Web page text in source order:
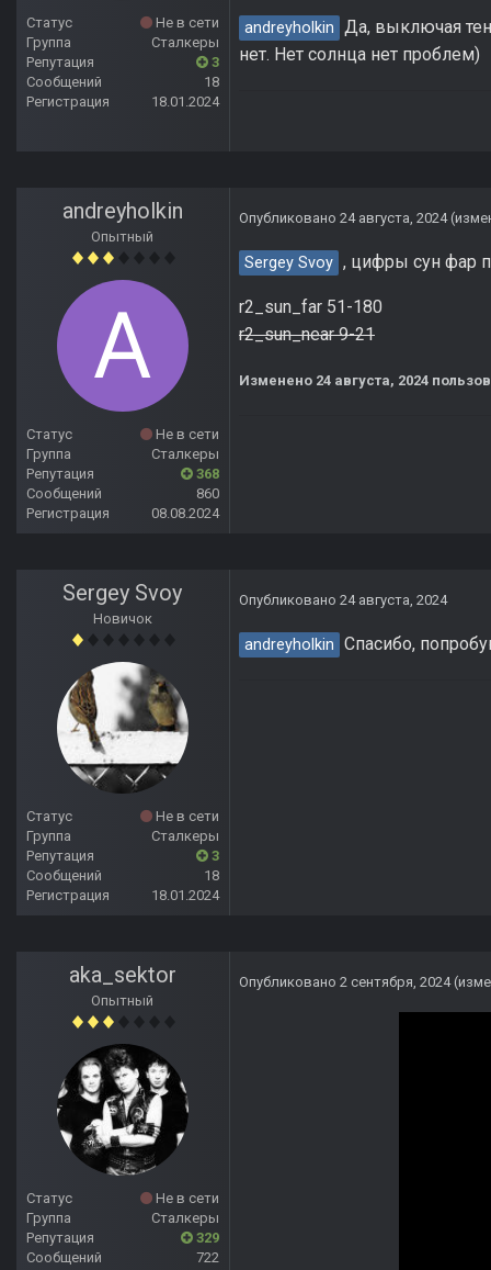
Статус
Не в сети
Группа
Сталкеры
Репутация
3
Сообщений
18
Регистрация
18.01.2024
andreyholkin Да, выключая
нет. Нет солнца нет проблем)
andreyholkin
Опытный
Статус
Не в сети
Группа
Сталкеры
Репутация
368
Сообщений
860
Регистрация
08.08.2024
Опубликовано 24 августа, 2024
Sergey Svoy , цифры сун фар
r2_sun_far 51-180
r2_sun_near 9-21
Изменено 24 августа, 2024
Sergey Svoy
Новичок
Статус
Не в сети
Группа
Сталкеры
Репутация
3
Сообщений
18
Регистрация
18.01.2024
Опубликовано 24 августа, 2024
andreyholkin Спасибо,
aka_sektor
Опытный
Статус
Не в сети
Группа
Сталкеры
Репутация
329
Сообщений
722
Опубликовано 2 сентября, 2024